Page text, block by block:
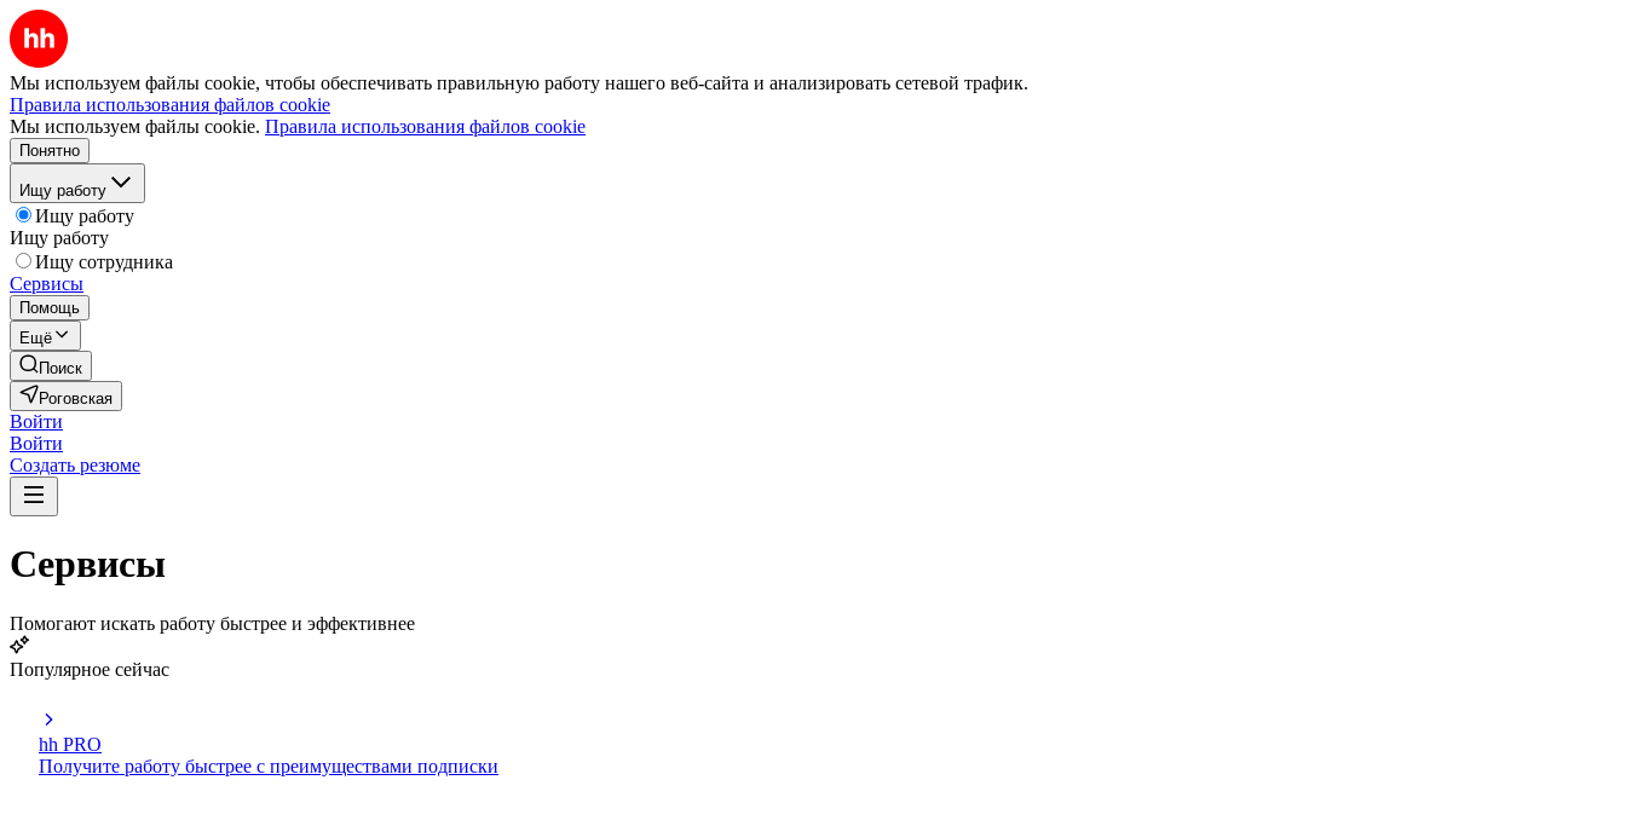
Мы используем файлы cookie, чтобы обеспечивать правильную работу нашего веб-сайта и анализировать сетевой трафик.
Правила использования файлов cookie
Мы используем файлы cookie. Правила использования файлов cookie
Понятно
Ищу работу
Ищу работу
Ищу работу
Ищу сотрудника
Сервисы
Помощь
Ещё
Поиск
Роговская
Войти
Войти
Создать резюме
Сервисы
Помогают искать работу быстрее и эффективнее
Популярное сейчас
hh PRO
Получите работу быстрее с преимуществами подписки